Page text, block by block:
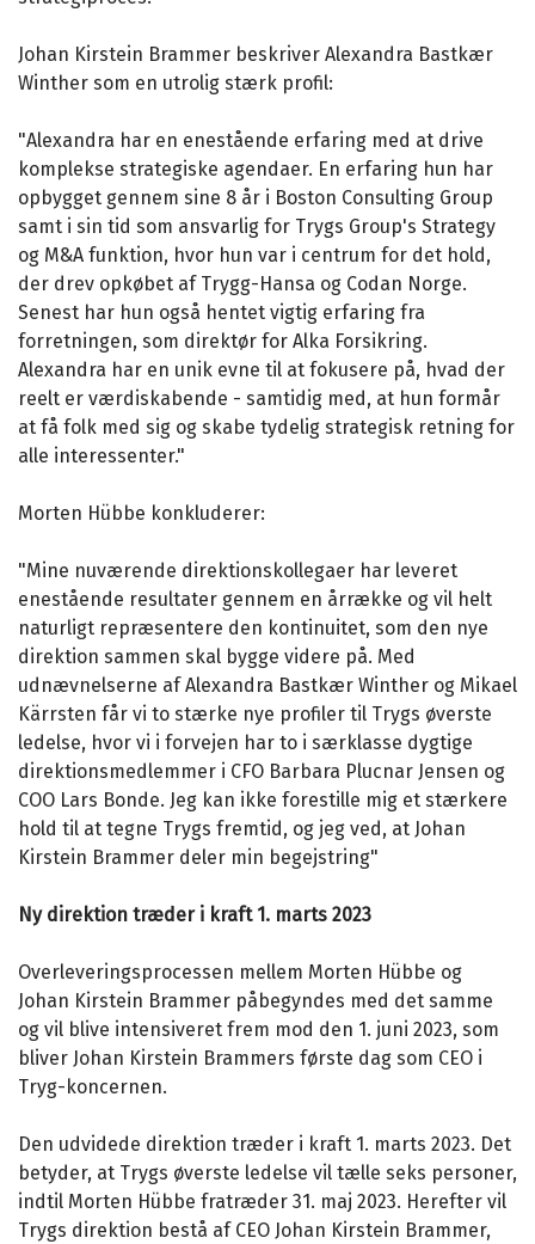
Johan Kirstein Brammer beskriver Alexandra Bastkær
Winther som en utrolig stærk profil:
"Alexandra har en enestående erfaring med at drive
komplekse strategiske agendaer. En erfaring hun har
opbygget gennem sine 8 år i Boston Consulting Group
samt i sin tid som ansvarlig for Trygs Group's Strategy
og M&A funktion, hvor hun var i centrum for det hold,
der drev opkøbet af Trygg-Hansa og Codan Norge.
Senest har hun også hentet vigtig erfaring fra
forretningen, som direktør for Alka Forsikring.
Alexandra har en unik evne til at fokusere på, hvad der
reelt er værdiskabende - samtidig med, at hun formår
at få folk med sig og skabe tydelig strategisk retning for
alle interessenter."
Morten Hübbe konkluderer:
"Mine nuværende direktionskollegaer har leveret
enestående resultater gennem en årrække og vil helt
naturligt repræsentere den kontinuitet, som den nye
direktion sammen skal bygge videre på. Med
udnævnelserne af Alexandra Bastkær Winther og Mikael
Kärrsten får vi to stærke nye profiler til Trygs øverste
ledelse, hvor vi i forvejen har to i særklasse dygtige
direktionsmedlemmer i CFO Barbara Plucnar Jensen og
COO Lars Bonde. Jeg kan ikke forestille mig et stærkere
hold til at tegne Trygs fremtid, og jeg ved, at Johan
Kirstein Brammer deler min begejstring"
Ny direktion træder i kraft 1. marts 2023
Overleveringsprocessen mellem Morten Hübbe og
Johan Kirstein Brammer påbegyndes med det samme
og vil blive intensiveret frem mod den 1. juni 2023, som
bliver Johan Kirstein Brammers første dag som CEO i
Tryg-koncernen.
Den udvidede direktion træder i kraft 1. marts 2023. Det
betyder, at Trygs øverste ledelse vil tælle seks personer,
indtil Morten Hübbe fratræder 31. maj 2023. Herefter vil
Trygs direktion bestå af CEO Johan Kirstein Brammer,